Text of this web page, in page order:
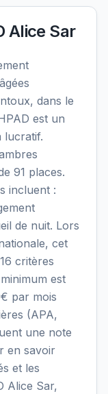
Alice Sar
dans le
est un
lucratif.
91 places.
incluent :
de nuit. Lors
cet
critères
est
par mois
(APA,
une note
en savoir
et les
Alice Sar,